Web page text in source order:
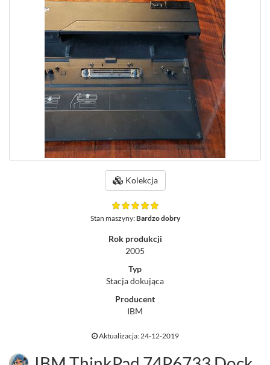
Kolekcja
Stan maszyny:Bardzo dobry
Rok produkcji
2005
Typ
Stacja dokująca
Producent
IBM
Aktualizacja: 24-12-2019